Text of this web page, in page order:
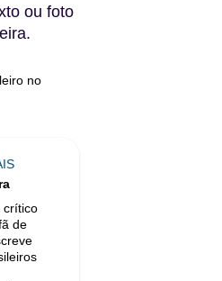
ou foto
no
crítico
de